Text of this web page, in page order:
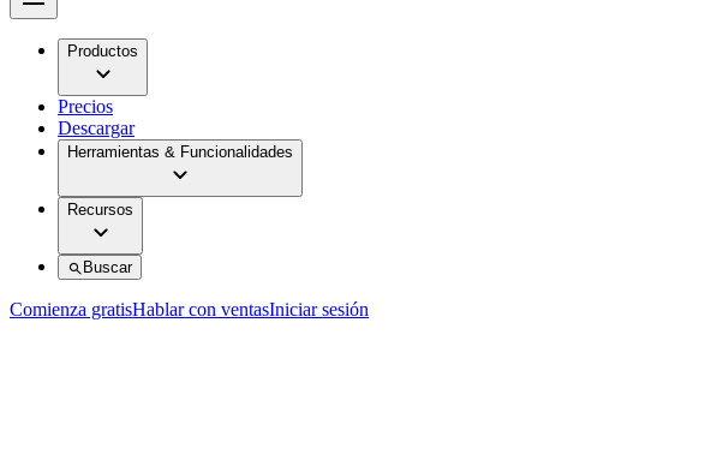
Productos
Precios
Descargar
Herramientas & Funcionalidades
Recursos
Buscar
Comienza gratisHablar con ventasIniciar sesión